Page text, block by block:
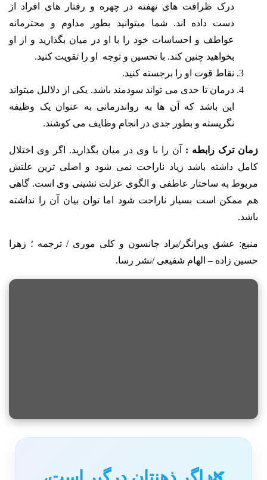
درک ظرافت های نهفته در چهره و رفتار های افراد از
دست داده اند. شما میتوانید بطور مداوم و محترمانه
عواطف و احساسات خود را با او در میان بگذارید و از او
بخواهید چنین کند. با تحسین و توجه او را تقویت کنید.
نقاط قوت او را برجسته کنید.
درمان تا حدی می تواند سودمند باشد. یکی از دلالیل میتواند
این باشد که آن ها به رواندرمانی به عنوان یک وظیفه
نگریسته و بطور جدی در انجام وظایف می کوشند.
زمان ترک رابطه :
آن را با وی در میان بگذارید. اگر وی اختلال
کامل داشته باشد زیاد ناراحت نمی شود و اصلی ترین علتش
مربوط به ساختار عاطفی و الگوی عزلت نشینی وی است. گاهی
هم ممکن است بسیار ناراحت شود اما توان بیان آن را نداشته
باشد.
منبع: عشق ویرانگر/براد جانسون و کلی موری / ترجمه ؛ زهرا
حسین زاده – الهام شفیعی /نشر رسا.